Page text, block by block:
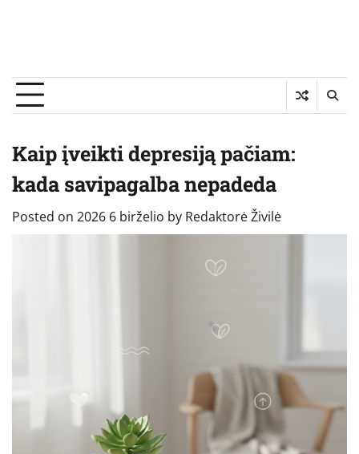
Kaip įveikti depresiją pačiam:
kada savipagalba nepadeda
Posted on 2026 6 birželio by Redaktorė Živilė